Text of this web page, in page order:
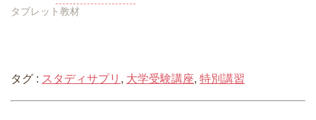
タブレット教材
タグ : スタディサプリ , 大学受験講座, 特別講習